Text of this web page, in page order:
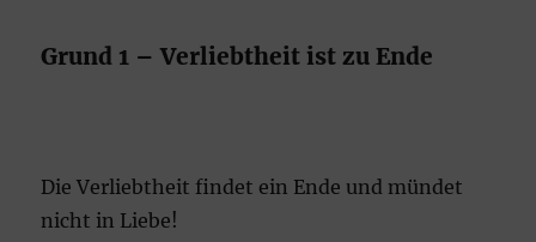
Grund 1 – Verliebtheit ist zu Ende
Die Verliebtheit findet ein Ende und mündet
nicht in Liebe!